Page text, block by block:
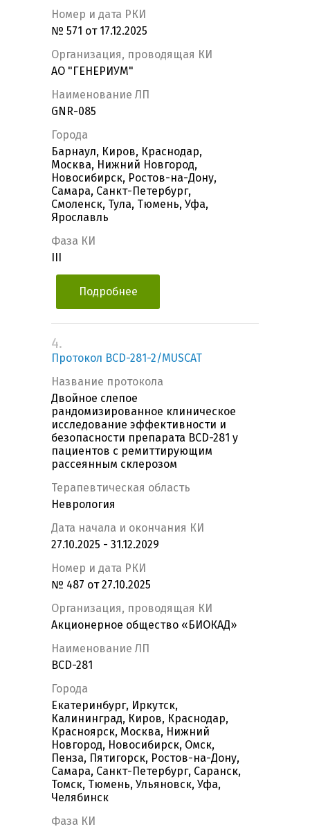
Номер и дата РКИ
№ 571 от 17.12.2025
Организация, проводящая КИ
АО "ГЕНЕРИУМ"
Наименование ЛП
GNR-085
Города
Барнаул, Киров, Краснодар,
Москва, Нижний Новгород,
Новосибирск, Ростов-на-Дону,
Самара, Санкт-Петербург,
Смоленск, Тула, Тюмень, Уфа,
Ярославль
Фаза КИ
Подробнее
4.
Протокол BCD-281-2/MUSCAT
Название протокола
Двойное слепое
рандомизированное клиническое
исследование эффективности и
безопасности препарата BCD-281 у
пациентов с ремиттирующим
рассеянным склерозом
Терапевтическая область
Неврология
Дата начала и окончания КИ
27.10.2025 - 31.12.2029
Номер и дата РКИ
№ 487 от 27.10.2025
Организация, проводящая КИ
Акционерное общество «БИОКАД»
Наименование ЛП
BCD-281
Города
Екатеринбург, Иркутск,
Калининград, Киров, Краснодар,
Красноярск, Москва, Нижний
Новгород, Новосибирск, Омск,
Пенза, Пятигорск, Ростов-на-Дону,
Самара, Санкт-Петербург, Саранск,
Томск, Тюмень, Ульяновск, Уфа,
Челябинск
Фаза КИ